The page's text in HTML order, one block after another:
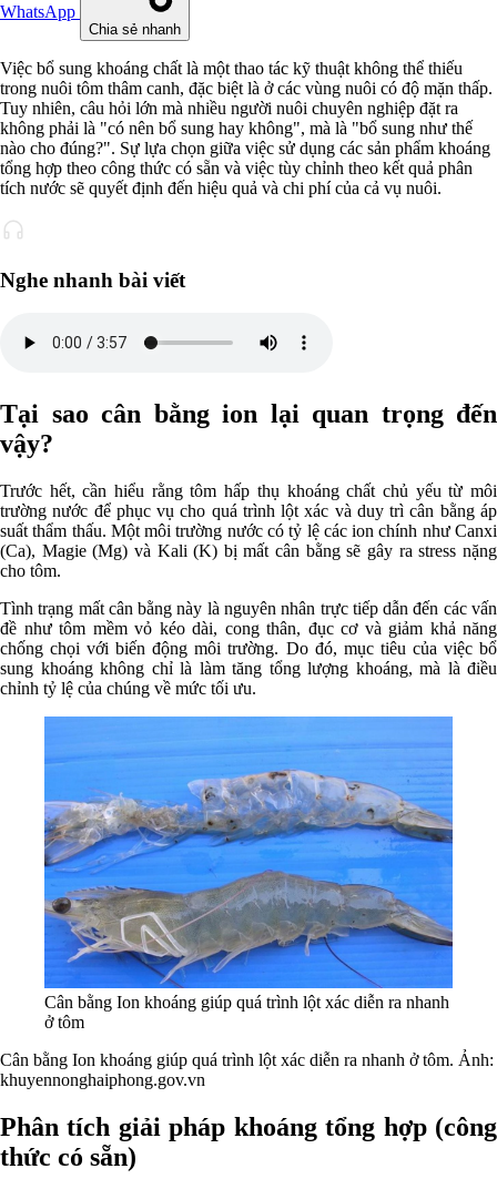
WhatsApp
Chia sẻ nhanh
Việc bổ sung khoáng chất là một thao tác kỹ thuật không thể thiếu
trong nuôi tôm thâm canh, đặc biệt là ở các vùng nuôi có độ mặn thấp.
Tuy nhiên, câu hỏi lớn mà nhiều người nuôi chuyên nghiệp đặt ra
không phải là "có nên bổ sung hay không", mà là "bổ sung như thế
nào cho đúng?". Sự lựa chọn giữa việc sử dụng các sản phẩm khoáng
tổng hợp theo công thức có sẵn và việc tùy chỉnh theo kết quả phân
tích nước sẽ quyết định đến hiệu quả và chi phí của cả vụ nuôi.
Nghe nhanh bài viết
Tại sao cân bằng ion lại quan trọng đến
vậy?
Trước hết, cần hiểu rằng tôm hấp thụ khoáng chất chủ yếu từ môi
trường nước để phục vụ cho quá trình lột xác và duy trì cân bằng áp
suất thẩm thấu. Một môi trường nước có tỷ lệ các ion chính như Canxi
(Ca), Magie (Mg) và Kali (K) bị mất cân bằng sẽ gây ra stress nặng
cho tôm.
Tình trạng mất cân bằng này là nguyên nhân trực tiếp dẫn đến các vấn
đề như tôm mềm vỏ kéo dài, cong thân, đục cơ và giảm khả năng
chống chọi với biến động môi trường. Do đó, mục tiêu của việc bổ
sung khoáng không chỉ là làm tăng tổng lượng khoáng, mà là điều
chỉnh tỷ lệ của chúng về mức tối ưu.
Cân bằng Ion khoáng giúp quá trình lột xác diễn ra nhanh
ở tôm
Cân bằng Ion khoáng giúp quá trình lột xác diễn ra nhanh ở tôm. Ảnh:
khuyennonghaiphong.gov.vn
Phân tích giải pháp khoáng tổng hợp (công
thức có sẵn)